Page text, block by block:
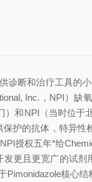
断和治疗工具的
Inc.，NPI）
和NPI（当时位
护的抗体，特异
授权五年*给
更且更宽广的试剂
核心结